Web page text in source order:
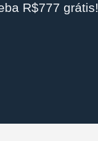
R$777 grátis!